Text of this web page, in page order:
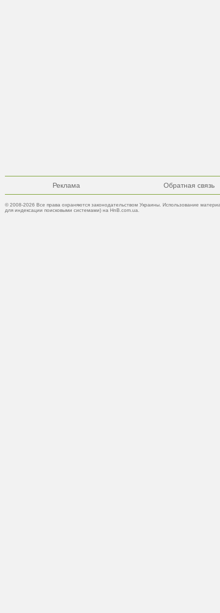
Реклама Обратная связь
© 2008-2026 Все права охраняются законодательством Украины. Использование
для индексации поисковыми системами) на HnB.com.ua.